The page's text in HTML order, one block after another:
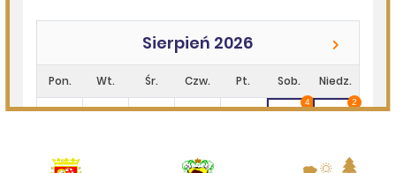
Powiat Siemiatycki Siemiatycze Gmina Siemiatycze